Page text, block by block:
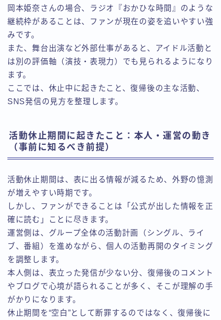
岡本姫奈さんの場合、ラジオ『おかひな時間』のような
継続枠があることは、ファンが現在の姿を追いやすい強
みです。
また、舞台出演など外部仕事があると、アイドル活動と
は別の評価軸（演技・表現力）でも見られるようになり
ます。
ここでは、休止中に起きたこと、復帰後の主な活動、
SNS発信の見方を整理します。
活動休止期間に起きたこと：本人・運営の動き
（事前に知るべき前提）
活動休止期間は、表に出る情報が減るため、外野の憶測
が増えやすい時期です。
しかし、ファンができることは「公式が出した情報を正
確に読む」ことに尽きます。
運営側は、グループ全体の活動計画（シングル、ライ
ブ、番組）を進めながら、個人の活動再開のタイミング
を調整します。
本人側は、表立った発信が少ない分、復帰後のコメント
やブログで心境が語られることが多く、そこが理解の手
がかりになります。
休止期間を“空白”として断罪するのではなく、復帰後に